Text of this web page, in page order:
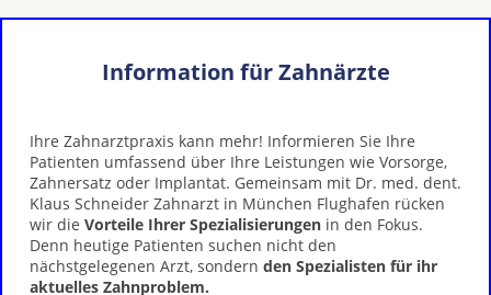
Information für Zahnärzte
Ihre Zahnarztpraxis kann mehr! Informieren Sie Ihre
Patienten umfassend über Ihre Leistungen wie Vorsorge,
Zahnersatz oder Implantat. Gemeinsam mit Dr. med. dent.
Klaus Schneider Zahnarzt in München Flughafen rücken
wir die Vorteile Ihrer Spezialisierungen in den Fokus.
Denn heutige Patienten suchen nicht den
nächstgelegenen Arzt, sondern den Spezialisten für ihr
aktuelles Zahnproblem.